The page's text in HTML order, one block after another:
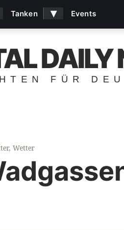
DAILY
FÜR
, Wetter
Tanken ▾ Events